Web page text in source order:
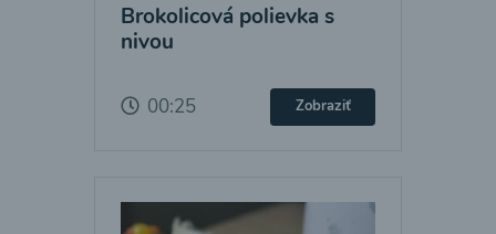
Brokolicová polievka s
nivou
00:25 Zobraziť